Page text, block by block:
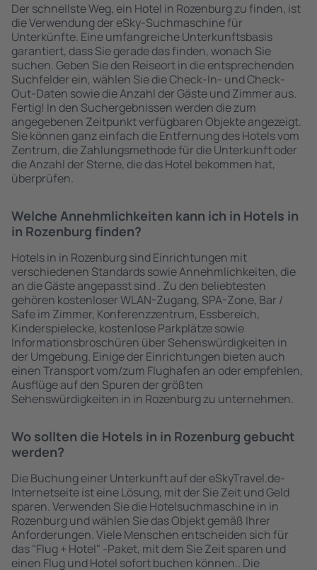
Der schnellste Weg, ein Hotel in Rozenburg zu finden, ist
die Verwendung der eSky-Suchmaschine für
Unterkünfte. Eine umfangreiche Unterkunftsbasis
garantiert, dass Sie gerade das finden, wonach Sie
suchen. Geben Sie den Reiseort in die entsprechenden
Suchfelder ein, wählen Sie die Check-In- und Check-
Out-Daten sowie die Anzahl der Gäste und Zimmer aus.
Fertig! In den Suchergebnissen werden die zum
angegebenen Zeitpunkt verfügbaren Objekte angezeigt.
Sie können ganz einfach die Entfernung des Hotels vom
Zentrum, die Zahlungsmethode für die Unterkunft oder
die Anzahl der Sterne, die das Hotel bekommen hat,
überprüfen.
Welche Annehmlichkeiten kann ich in Hotels in
in Rozenburg finden?
Hotels in in Rozenburg sind Einrichtungen mit
verschiedenen Standards sowie Annehmlichkeiten, die
an die Gäste angepasst sind . Zu den beliebtesten
gehören kostenloser WLAN-Zugang, SPA-Zone, Bar /
Safe im Zimmer, Konferenzzentrum, Essbereich,
Kinderspielecke, kostenlose Parkplätze sowie
Informationsbroschüren über Sehenswürdigkeiten in
der Umgebung. Einige der Einrichtungen bieten auch
einen Transport vom/zum Flughafen an oder empfehlen,
Ausflüge auf den Spuren der größten
Sehenswürdigkeiten in in Rozenburg zu unternehmen.
Wo sollten die Hotels in in Rozenburg gebucht
werden?
Die Buchung einer Unterkunft auf der eSkyTravel.de-
Internetseite ist eine Lösung, mit der Sie Zeit und Geld
sparen. Verwenden Sie die Hotelsuchmaschine in in
Rozenburg und wählen Sie das Objekt gemäß Ihrer
Anforderungen. Viele Menschen entscheiden sich für
das "Flug + Hotel" -Paket, mit dem Sie Zeit sparen und
einen Flug und Hotel sofort buchen können.. Die